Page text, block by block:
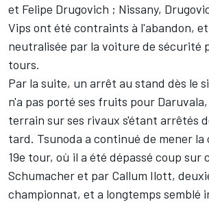
et Felipe Drugovich ; Nissany,
Vips ont été contraints à l'abandon,
neutralisée par la voiture de sécurité
tours.
Par la suite, un arrêt au stand dès le
n'a pas porté ses fruits pour
terrain sur ses rivaux s'étant arrêtés
tard. Tsunoda a continué de mener la
19e tour, où il a été dépassé coup sur
Schumacher et par Callum Ilott,
championnat, et a longtemps semblé